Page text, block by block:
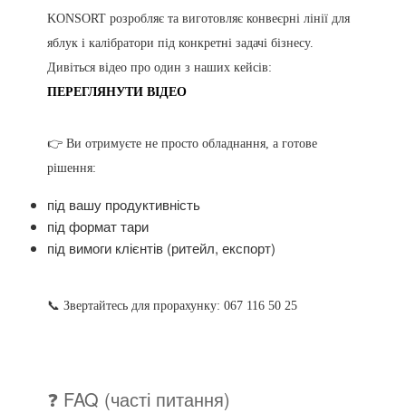
KONSORT розробляє та виготовляє конвеєрні лінії для
яблук і калібратори під конкретні задачі бізнесу.
Дивіться відео про один з наших кейсів:
ПЕРЕГЛЯНУТИ ВІДЕО
👉 Ви отримуєте не просто обладнання, а готове
рішення:
під вашу продуктивність
під формат тари
під вимоги клієнтів (ритейл, експорт)
📞 Звертайтесь для прорахунку: 067 116 50 25
❓ FAQ (часті питання)